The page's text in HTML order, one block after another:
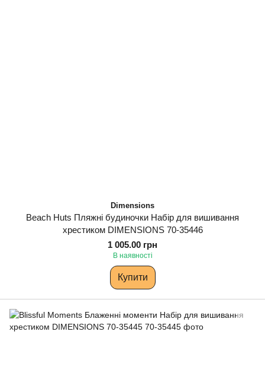
Dimensions
Beach Huts Пляжні будиночки Набір для вишивання
хрестиком DIMENSIONS 70-35446
1 005.00 грн
В наявності
Купити